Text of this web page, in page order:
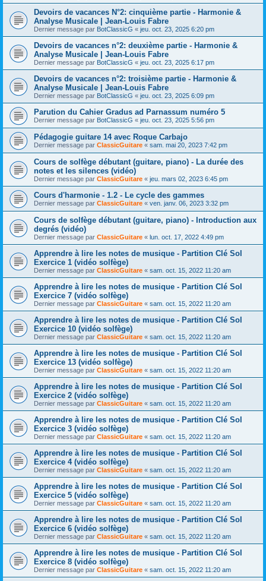
Devoirs de vacances N°2: cinquième partie - Harmonie &
Analyse Musicale | Jean-Louis Fabre
Dernier message par BotClassicG « jeu. oct. 23, 2025 6:20 pm
Devoirs de vacances n°2: deuxième partie - Harmonie &
Analyse Musicale | Jean-Louis Fabre
Dernier message par BotClassicG « jeu. oct. 23, 2025 6:17 pm
Devoirs de vacances n°2: troisième partie - Harmonie &
Analyse Musicale | Jean-Louis Fabre
Dernier message par BotClassicG « jeu. oct. 23, 2025 6:09 pm
Parution du Cahier Gradus ad Parnassum numéro 5
Dernier message par BotClassicG « jeu. oct. 23, 2025 5:56 pm
Pédagogie guitare 14 avec Roque Carbajo
Dernier message par ClassicGuitare « sam. mai 20, 2023 7:42 pm
Cours de solfège débutant (guitare, piano) - La durée des
notes et les silences (vidéo)
Dernier message par ClassicGuitare « jeu. mars 02, 2023 6:45 pm
Cours d'harmonie - 1.2 - Le cycle des gammes
Dernier message par ClassicGuitare « ven. janv. 06, 2023 3:32 pm
Cours de solfège débutant (guitare, piano) - Introduction aux
degrés (vidéo)
Dernier message par ClassicGuitare « lun. oct. 17, 2022 4:49 pm
Apprendre à lire les notes de musique - Partition Clé Sol
Exercice 1 (vidéo solfège)
Dernier message par ClassicGuitare « sam. oct. 15, 2022 11:20 am
Apprendre à lire les notes de musique - Partition Clé Sol
Exercice 7 (vidéo solfège)
Dernier message par ClassicGuitare « sam. oct. 15, 2022 11:20 am
Apprendre à lire les notes de musique - Partition Clé Sol
Exercice 10 (vidéo solfège)
Dernier message par ClassicGuitare « sam. oct. 15, 2022 11:20 am
Apprendre à lire les notes de musique - Partition Clé Sol
Exercice 13 (vidéo solfège)
Dernier message par ClassicGuitare « sam. oct. 15, 2022 11:20 am
Apprendre à lire les notes de musique - Partition Clé Sol
Exercice 2 (vidéo solfège)
Dernier message par ClassicGuitare « sam. oct. 15, 2022 11:20 am
Apprendre à lire les notes de musique - Partition Clé Sol
Exercice 3 (vidéo solfège)
Dernier message par ClassicGuitare « sam. oct. 15, 2022 11:20 am
Apprendre à lire les notes de musique - Partition Clé Sol
Exercice 4 (vidéo solfège)
Dernier message par ClassicGuitare « sam. oct. 15, 2022 11:20 am
Apprendre à lire les notes de musique - Partition Clé Sol
Exercice 5 (vidéo solfège)
Dernier message par ClassicGuitare « sam. oct. 15, 2022 11:20 am
Apprendre à lire les notes de musique - Partition Clé Sol
Exercice 6 (vidéo solfège)
Dernier message par ClassicGuitare « sam. oct. 15, 2022 11:20 am
Apprendre à lire les notes de musique - Partition Clé Sol
Exercice 8 (vidéo solfège)
Dernier message par ClassicGuitare « sam. oct. 15, 2022 11:20 am